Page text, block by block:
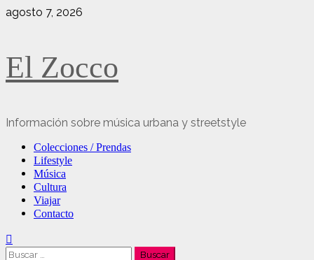
Saltar
agosto 7, 2026
El Zocco
Información sobre música urbana y streetstyle
Menú
principal
Colecciones / Prendas
Lifestyle
Música
Cultura
Viajar
Contacto
Buscar: